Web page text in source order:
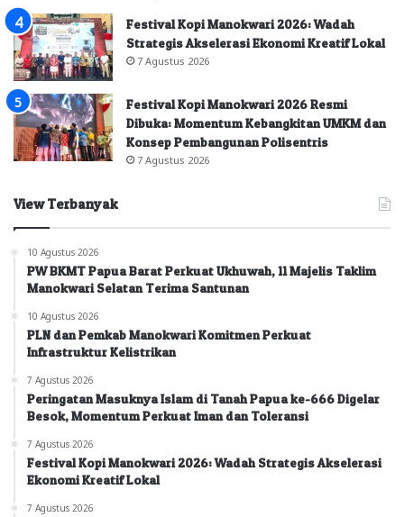
Festival Kopi Manokwari 2026: Wadah
Strategis Akselerasi Ekonomi Kreatif Lokal
7 Agustus 2026
Festival Kopi Manokwari 2026 Resmi
Dibuka: Momentum Kebangkitan UMKM dan
Konsep Pembangunan Polisentris
7 Agustus 2026
View Terbanyak
10 Agustus 2026
PW BKMT Papua Barat Perkuat Ukhuwah, 11 Majelis Taklim
Manokwari Selatan Terima Santunan
10 Agustus 2026
PLN dan Pemkab Manokwari Komitmen Perkuat
Infrastruktur Kelistrikan
7 Agustus 2026
Peringatan Masuknya Islam di Tanah Papua ke-666 Digelar
Besok, Momentum Perkuat Iman dan Toleransi
7 Agustus 2026
Festival Kopi Manokwari 2026: Wadah Strategis Akselerasi
Ekonomi Kreatif Lokal
7 Agustus 2026